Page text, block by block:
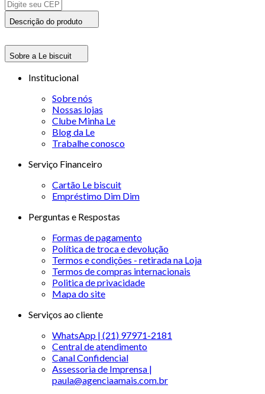
Descrição do produto
Sobre a Le biscuit
Institucional
Sobre nós
Nossas lojas
Clube Minha Le
Blog da Le
Trabalhe conosco
Serviço Financeiro
Cartão Le biscuit
Empréstimo Dim Dim
Perguntas e Respostas
Formas de pagamento
Política de troca e devolução
Termos e condições - retirada na Loja
Termos de compras internacionais
Politica de privacidade
Mapa do site
Serviços ao cliente
WhatsApp | (21) 97971-2181
Central de atendimento
Canal Confidencial
Assessoria de Imprensa |
paula@agenciaamais.com.br